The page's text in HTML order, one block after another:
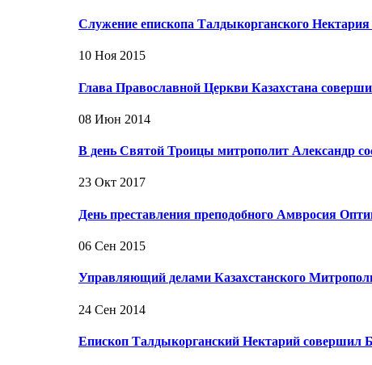
Служение епископа Талдыкорганского
10 Ноя 2015
Глава Православной Церкви Казахстана
08 Июн 2014
В день Святой Троицы митрополит Александр
23 Окт 2017
День преставления преподобного Амвросия
06 Сен 2015
Управляющий делами Казахстанского
24 Сен 2014
Епископ Талдыкорганский Нектарий